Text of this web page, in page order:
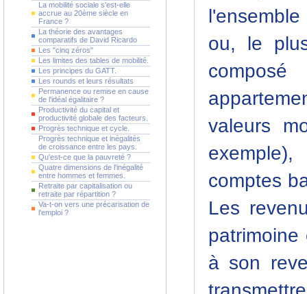
La mobilité sociale s'est-elle
accrue au 20ème siècle en
France ?
La théorie des avantages
comparatifs de David Ricardo
Les "cinq zéros"
Les limites des tables de mobilité.
Les principes du GATT.
Les rounds et leurs résultats
Permanence ou remise en cause
de l'idéal égalitaire ?
Productivité du capital et
productivité globale des facteurs.
Progrès technique et cycle.
Progrès technique et inégalités
de croissance entre les pays.
Qu'est-ce que la pauvreté ?
Quatre dimensions de l'inégalité
entre hommes et femmes.
Retraite par capitalisation ou
retraite par répartition ?
Va-t-on vers une précarisation de
l'emploi ?
ou, le
valeurs
comptes
Les
à son